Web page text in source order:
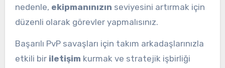
nedenle, ekipmanınızın seviyesini artırmak için
düzenli olarak görevler yapmalısınız.
Başarılı PvP savaşları için takım arkadaşlarınızla
etkili bir iletişim kurmak ve stratejik işbirliği